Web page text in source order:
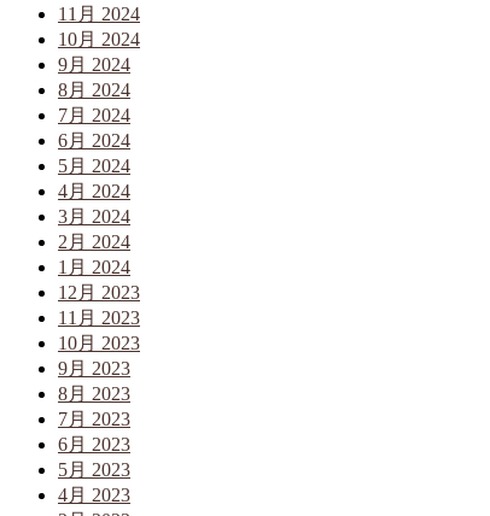
11月 2024
10月 2024
9月 2024
8月 2024
7月 2024
6月 2024
5月 2024
4月 2024
3月 2024
2月 2024
1月 2024
12月 2023
11月 2023
10月 2023
9月 2023
8月 2023
7月 2023
6月 2023
5月 2023
4月 2023